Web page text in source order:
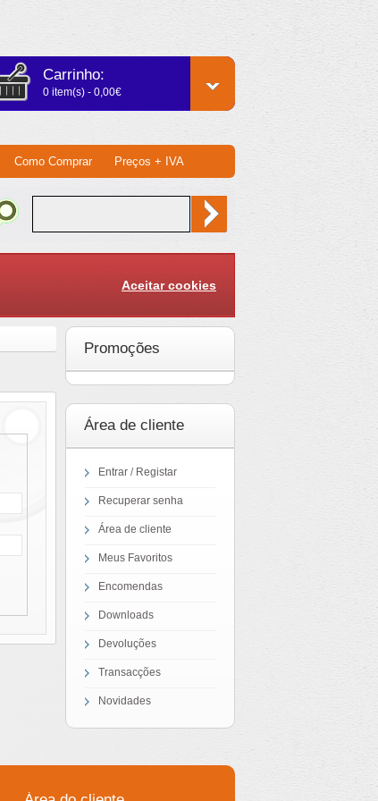
Carrinho:
0 item(s) - 0,00€
Como Comprar Preços + IVA
Aceitar cookies
Promoções
Área de cliente
Entrar / Registar
Recuperar senha
Área de cliente
Meus Favoritos
Encomendas
Downloads
Devoluções
Transacções
Novidades